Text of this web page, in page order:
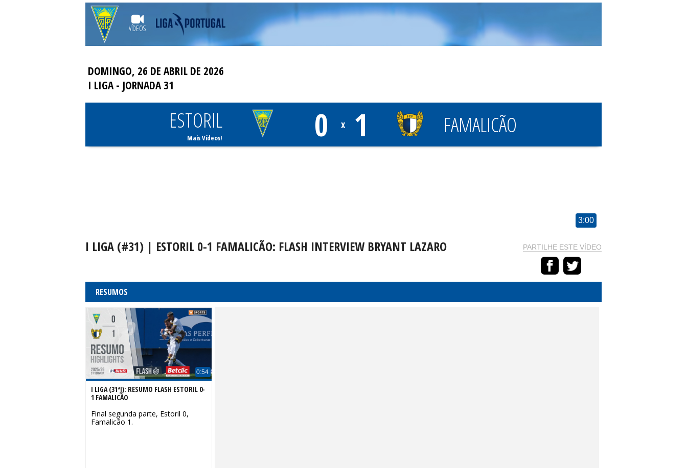
VÍDEOS
DOMINGO, 26 DE ABRIL DE 2026
I LIGA- JORNADA 31
ESTORIL
Mais Vídeos! 0 x 1 FAMALICÃO
3:00
I LIGA (#31) | ESTORIL 0-1 FAMALICÃO: FLASH INTERVIEW BRYANT LAZARO PARTILHE ESTE VÍDEO
RESUMOS
0:54
I LIGA (31ªJ): RESUMO FLASH ESTORIL 0-
1 FAMALICÃO
Final segunda parte, Estoril 0,
Famalicão 1.